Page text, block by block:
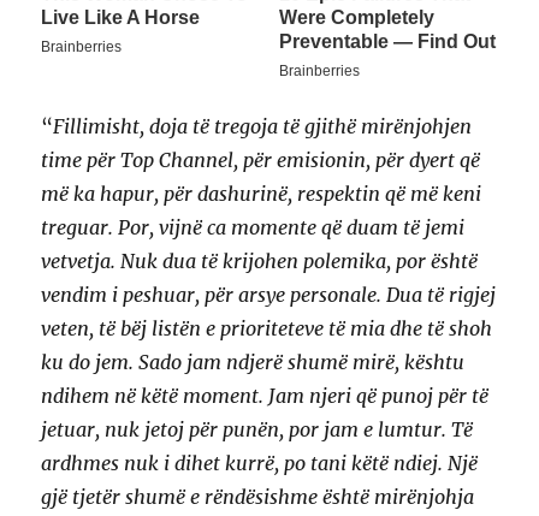
“Fillimisht, doja të tregoja të gjithë mirënjohjen
time për Top Channel, për emisionin, për dyert që
më ka hapur, për dashurinë, respektin që më keni
treguar. Por, vijnë ca momente që duam të jemi
vetvetja. Nuk dua të krijohen polemika, por është
vendim i peshuar, për arsye personale. Dua të rigjej
veten, të bëj listën e prioriteteve të mia dhe të shoh
ku do jem. Sado jam ndjerë shumë mirë, kështu
ndihem në këtë moment. Jam njeri që punoj për të
jetuar, nuk jetoj për punën, por jam e lumtur. Të
ardhmes nuk i dihet kurrë, po tani këtë ndiej. Një
gjë tjetër shumë e rëndësishme është mirënjohja